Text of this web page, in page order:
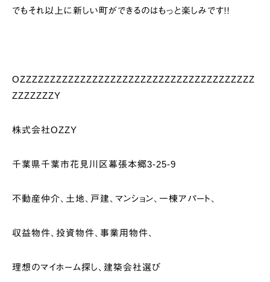
でもそれ以上に新しい町ができるのはもっと楽しみです！！
OZZZZZZZZZZZZZZZZZZZZZZZZZZZZZZZZZZZZZZZ
ZZZZZZZY
株式会社OZZY
千葉県千葉市花見川区幕張本郷3-25-9
不動産仲介、土地、戸建、マンション、一棟アパート、
収益物件、投資物件、事業用物件、
理想のマイホーム探し、建築会社選び